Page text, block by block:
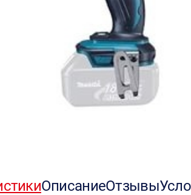
ОписаниеОтзывы